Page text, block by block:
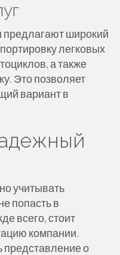
предлагают широкий
легковых
а также
Это позволяет
вариант в
учитывать
попасть в
всего, стоит
компании.
представление о